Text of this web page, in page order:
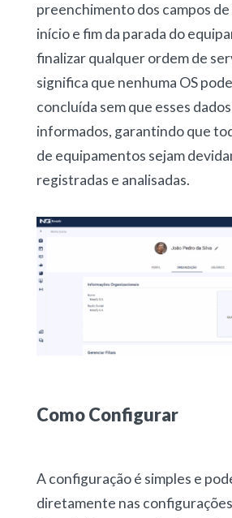
preenchimento dos campos de
início e fim da parada do
finalizar qualquer ordem de
significa que nenhuma OS
concluída sem que esses
informados, garantindo que
de equipamentos sejam
registradas e analisadas.
Como Configurar
A configuração é simples e
diretamente nas